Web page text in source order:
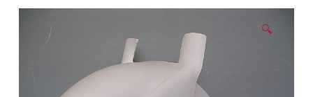
🔍